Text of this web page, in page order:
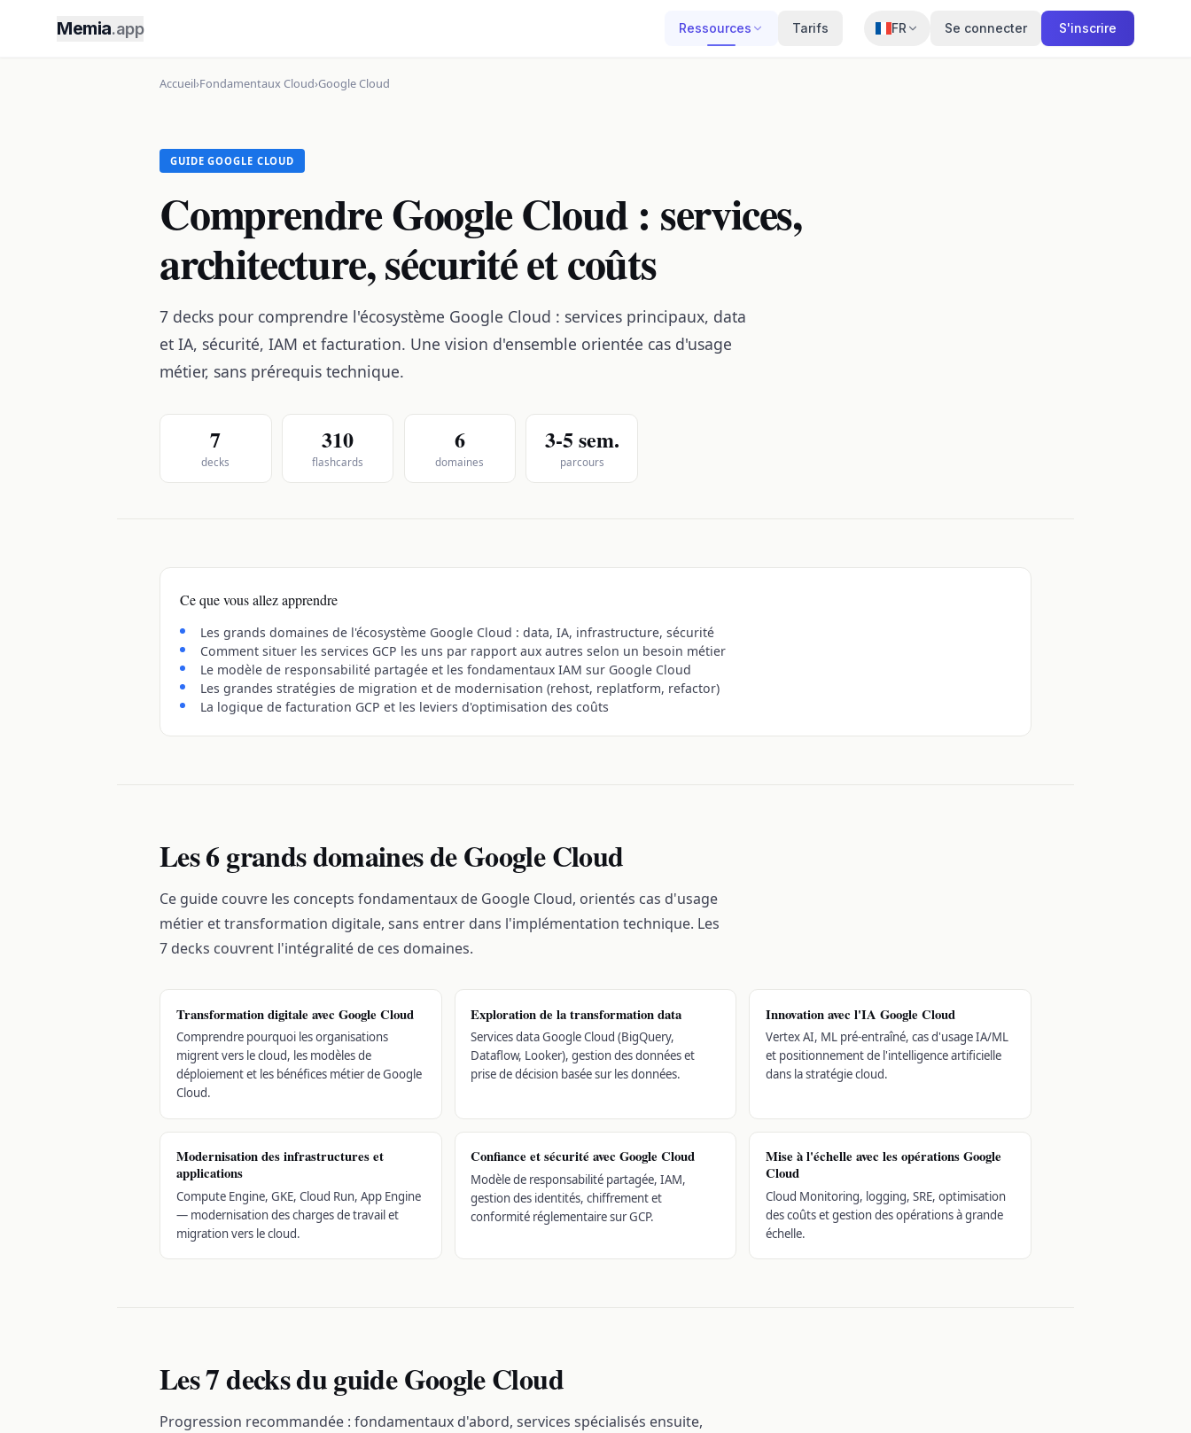
Memia.app Ressources Tarifs FR Se connecter S'inscrire
Accueil›Fondamentaux Cloud›Google Cloud
GUIDE GOOGLE CLOUD
Comprendre Google Cloud : services,
architecture, sécurité et coûts
7 decks pour comprendre l'écosystème Google Cloud : services principaux, data
et IA, sécurité, IAM et facturation. Une vision d'ensemble orientée cas d'usage
métier, sans prérequis technique.
7
decks
310
flashcards
6
domaines
3-5 sem.
parcours
Ce que vous allez apprendre
Les grands domaines de l'écosystème Google Cloud : data, IA, infrastructure, sécurité
Comment situer les services GCP les uns par rapport aux autres selon un besoin métier
Le modèle de responsabilité partagée et les fondamentaux IAM sur Google Cloud
Les grandes stratégies de migration et de modernisation (rehost, replatform, refactor)
La logique de facturation GCP et les leviers d'optimisation des coûts
Les 6 grands domaines de Google Cloud
Ce guide couvre les concepts fondamentaux de Google Cloud, orientés cas d'usage
métier et transformation digitale, sans entrer dans l'implémentation technique. Les
7 decks couvrent l'intégralité de ces domaines.
Transformation digitale avec Google Cloud
Comprendre pourquoi les organisations
migrent vers le cloud, les modèles de
déploiement et les bénéfices métier de Google
Cloud.
Exploration de la transformation data
Services data Google Cloud (BigQuery,
Dataflow, Looker), gestion des données et
prise de décision basée sur les données.
Innovation avec l'IA Google Cloud
Vertex AI, ML pré-entraîné, cas d'usage IA/ML
et positionnement de l'intelligence artificielle
dans la stratégie cloud.
Modernisation des infrastructures et
applications
Compute Engine, GKE, Cloud Run, App Engine
— modernisation des charges de travail et
migration vers le cloud.
Confiance et sécurité avec Google Cloud
Modèle de responsabilité partagée, IAM,
gestion des identités, chiffrement et
conformité réglementaire sur GCP.
Mise à l'échelle avec les opérations Google
Cloud
Cloud Monitoring, logging, SRE, optimisation
des coûts et gestion des opérations à grande
échelle.
Les 7 decks du guide Google Cloud
Progression recommandée : fondamentaux d'abord, services spécialisés ensuite,